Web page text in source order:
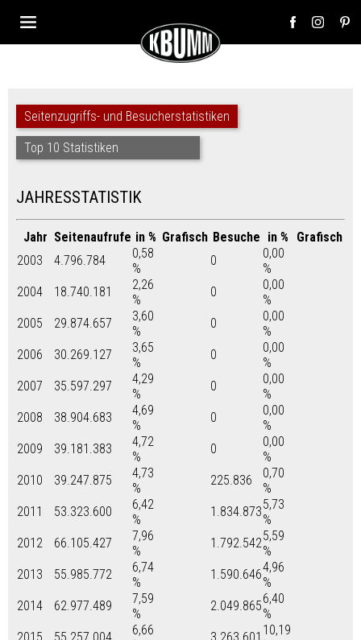
Seitenzugriffs- und Besucherstatistiken
Top 10 Statistiken
JAHRESSTATISTIK
Jahr Seitenaufrufe in % Grafisch Besuche in %
Grafisch
2003
4.796.784
0,58
%
0
0,00
%
2004
18.740.181
2,26
%
0
0,00
%
2005
29.874.657
3,60
%
0
0,00
%
2006
30.269.127
3,65
%
0
0,00
%
2007
35.597.297
4,29
%
0
0,00
%
2008
38.904.683
4,69
%
0
0,00
%
2009
39.181.383
4,72
%
0
0,00
%
2010
39.247.875
4,73
%
225.836
0,70
%
2011
53.323.600
6,42
%
1.834.8735,73
%
2012
66.105.427
7,96
%
1.792.5425,59
%
2013
55.985.772
6,74
%
1.590.6464,96
%
2014
62.977.489
7,59
%
2.049.8656,40
%
6,66
10,19